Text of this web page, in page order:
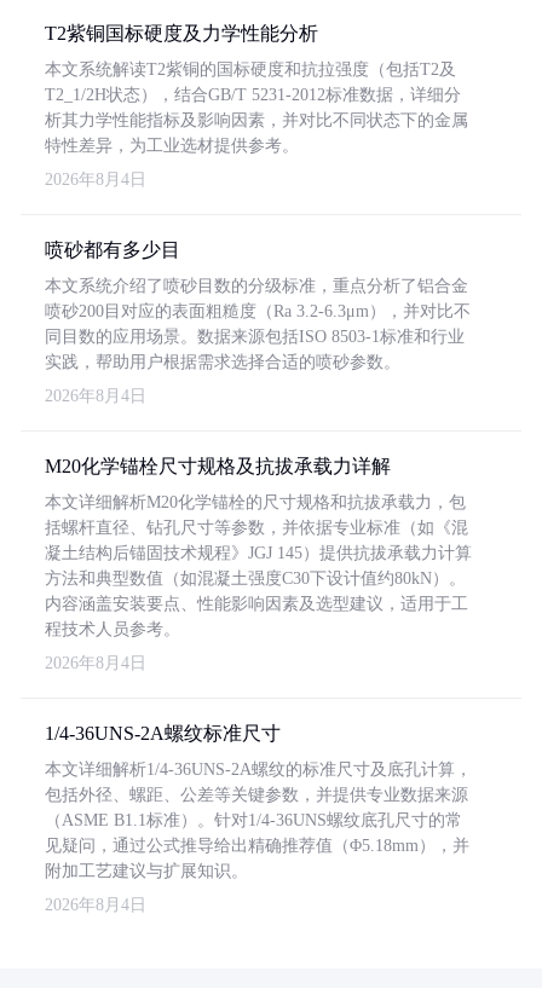
T2紫铜国标硬度及力学性能分析
本文系统解读T2紫铜的国标硬度和抗拉强度（包括T2及
T2_1/2H状态），结合GB/T 5231-2012标准数据，详细分
析其力学性能指标及影响因素，并对比不同状态下的金属
特性差异，为工业选材提供参考。
2026年8月4日
喷砂都有多少目
本文系统介绍了喷砂目数的分级标准，重点分析了铝合金
喷砂200目对应的表面粗糙度（Ra 3.2-6.3μm），并对比不
同目数的应用场景。数据来源包括ISO 8503-1标准和行业
实践，帮助用户根据需求选择合适的喷砂参数。
2026年8月4日
M20化学锚栓尺寸规格及抗拔承载力详解
本文详细解析M20化学锚栓的尺寸规格和抗拔承载力，包
括螺杆直径、钻孔尺寸等参数，并依据专业标准（如《混
凝土结构后锚固技术规程》JGJ 145）提供抗拔承载力计算
方法和典型数值（如混凝土强度C30下设计值约80kN）。
内容涵盖安装要点、性能影响因素及选型建议，适用于工
程技术人员参考。
2026年8月4日
1/4-36UNS-2A螺纹标准尺寸
本文详细解析1/4-36UNS-2A螺纹的标准尺寸及底孔计算，
包括外径、螺距、公差等关键参数，并提供专业数据来源
（ASME B1.1标准）。针对1/4-36UNS螺纹底孔尺寸的常
见疑问，通过公式推导给出精确推荐值（Φ5.18mm），并
附加工艺建议与扩展知识。
2026年8月4日